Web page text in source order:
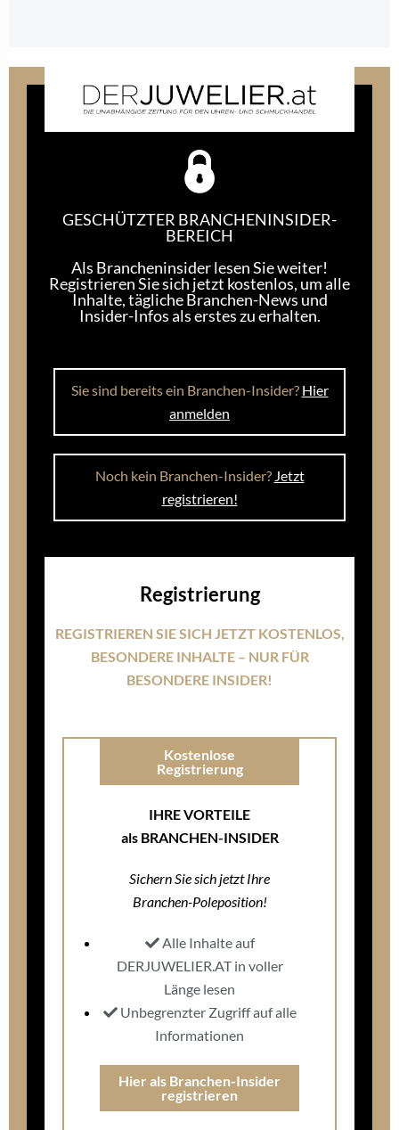
GESCHÜTZTER BRANCHENINSIDER-
BEREICH
Als Brancheninsider lesen Sie weiter!
Registrieren Sie sich jetzt kostenlos, um alle
Inhalte, tägliche Branchen-News und
Insider-Infos als erstes zu erhalten.
Sie sind bereits ein Branchen-Insider? Hier
anmelden
Noch kein Branchen-Insider? Jetzt
registrieren!
Registrierung
REGISTRIEREN SIE SICH JETZT KOSTENLOS,
BESONDERE INHALTE – NUR FÜR
BESONDERE INSIDER!
Kostenlose
Registrierung
IHRE VORTEILE
als BRANCHEN-INSIDER
Sichern Sie sich jetzt Ihre
Branchen-Poleposition!
Alle Inhalte auf
DERJUWELIER.AT in voller
Länge lesen
Unbegrenzter Zugriff auf alle
Informationen
Hier als Branchen-Insider
registrieren